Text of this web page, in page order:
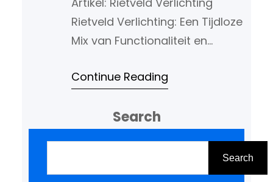
Rietveld Verlichting: Een Tijdloze
Mix van Functionaliteit en
staat bekend om zijn unieke
en design. Het merk, vernoemd
meubelontwerper Gerrit
Continue Reading
Search
Search